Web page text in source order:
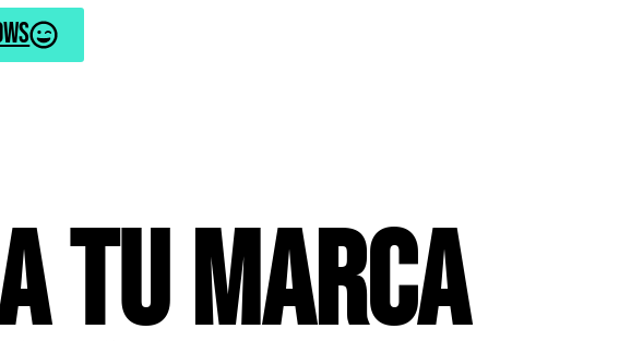
TU MARCA